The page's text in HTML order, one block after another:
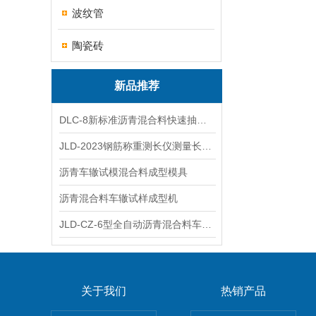
波纹管
陶瓷砖
新品推荐
沥青车辙试模混合料成型模具
沥青混合料车辙试样成型机
关于我们 热销产品